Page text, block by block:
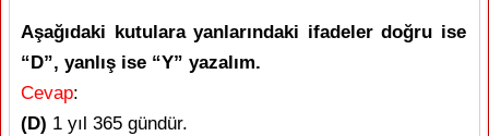
Aşağıdaki kutulara yanlarındaki ifadeler doğru ise
“D”, yanlış ise “Y” yazalım.
Cevap:
(D) 1 yıl 365 gündür.